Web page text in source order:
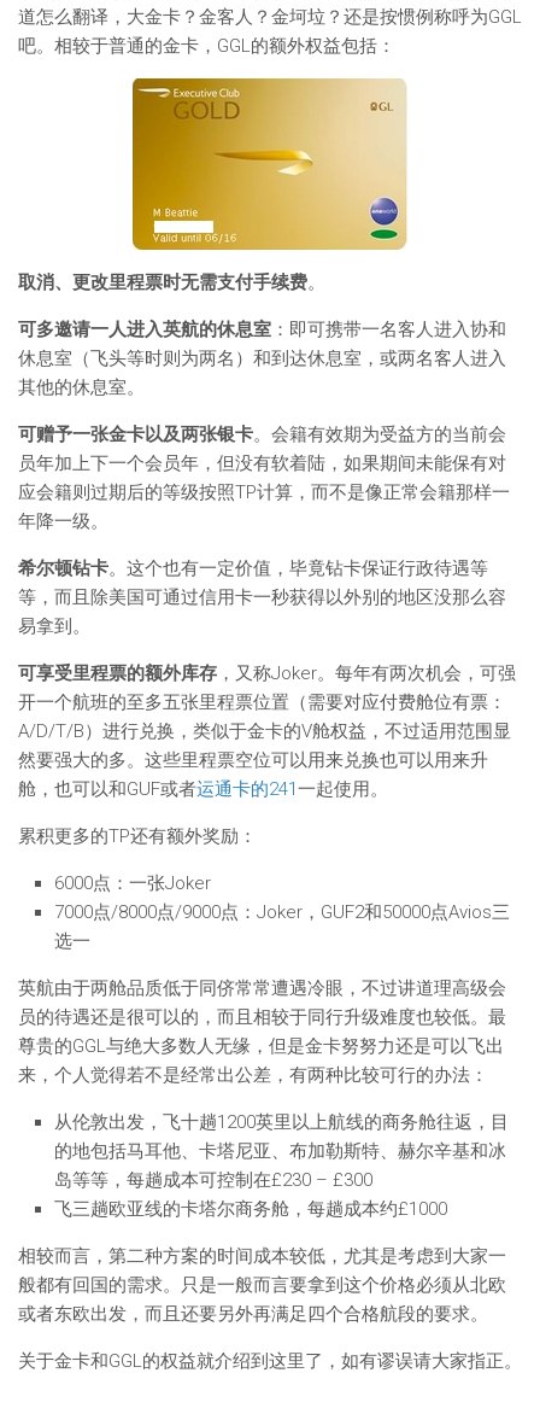
道怎么翻译，大金卡？金客人？金坷垃？还是按惯例称呼为GGL
吧。相较于普通的金卡，GGL的额外权益包括：
取消、更改里程票时无需支付手续费。
可多邀请一人进入英航的休息室 ：即可携带一名客人进入协和
休息室（飞头等时则为两名）和到达休息室，或两名客人进入
其他的休息室。
可赠予一张金卡以及两张银卡。会籍有效期为受益方的当前会
员年加上下一个会员年，但没有软着陆，如果期间未能保有对
应会籍则过期后的等级按照TP计算，而不是像正常会籍那样一
年降一级。
希尔顿钻卡。这个也有一定价值，毕竟钻卡保证行政待遇等
等，而且除美国可通过信用卡一秒获得以外别的地区没那么容
易拿到。
可享受里程票的额外库存 ，又称Joker。每年有两次机会，可强
开一个航班的至多五张里程票位置（需要对应付费舱位有票：
A/D/T/B）进行兑换，类似于金卡的V舱权益，不过适用范围显
然要强大的多。这些里程票空位可以用来兑换也可以用来升
舱，也可以和GUF或者运通卡的241一起使用。
累积更多的TP还有额外奖励：
6000点：一张Joker
7000点/8000点/9000点：Joker，GUF2和50000点Avios三
选一
英航由于两舱品质低于同侪常常遭遇冷眼，不过讲道理高级会
员的待遇还是很可以的，而且相较于同行升级难度也较低。最
尊贵的GGL与绝大多数人无缘，但是金卡努努力还是可以飞出
来，个人觉得若不是经常出公差，有两种比较可行的办法：
从伦敦出发，飞十趟1200英里以上航线的商务舱往返，目
的地包括马耳他、卡塔尼亚、布加勒斯特、赫尔辛基和冰
岛等等，每趟成本可控制在£230 – £300
飞三趟欧亚线的卡塔尔商务舱，每趟成本约£1000
相较而言，第二种方案的时间成本较低，尤其是考虑到大家一
般都有回国的需求。只是一般而言要拿到这个价格必须从北欧
或者东欧出发，而且还要另外再满足四个合格航段的要求。
关于金卡和GGL的权益就介绍到这里了，如有谬误请大家指正。